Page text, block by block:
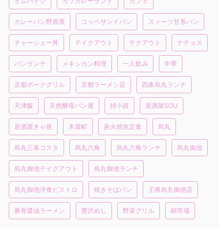
カレーパン野原屋 コッペサンドパン スィーツ甘系パン
チャーシュー丼 テイクアウト テクアウト ナチョス
パンランチ メキシカン料理 一人飲み 中華
京都ポークグリル 京都ラーメン店 四条烏丸ランチ
天津飯 天然酵母パン屋 姉小路 居酒屋SOU
居酒屋きゃ座 木屋町 炭火焼魚定食 烏丸
烏丸三条コスタ 烏丸六角 烏丸六角ランチ 烏丸御池
烏丸御池テイクアウト 烏丸御池ランチ
烏丸御池洋食ビストロ 焼きそばパン 王将烏丸御池店
豚骨醤油ラーメン 贅沢めし 野菜グリル 錦市場